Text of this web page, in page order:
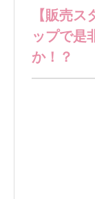
【販売
ップで是
か！？